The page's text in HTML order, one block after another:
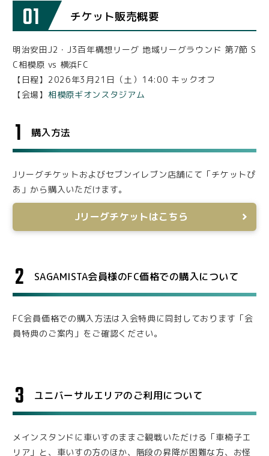
01 チケット販売概要
明治安田J2・J3百年構想リーグ 地域リーグラウンド 第7節 S
C相模原 vs 横浜FC
【日程】2026年3月21日（土）14:00 キックオフ
【会場】 相模原ギオンスタジアム
1 購入方法
Jリーグチケットおよびセブンイレブン店舗にて「チケットぴ
あ」から購入いただけます。
Jリーグチケットはこちら
2 SAGAMISTA会員様のFC価格での購入について
FC会員価格での購入方法は入会特典に同封しております「会
員特典のご案内」をご確認ください。
3 ユニバーサルエリアのご利用について
メインスタンドに車いすのままご観戦いただける「車椅子エ
リア」と、車いすの方のほか、階段の昇降が困難な方、お怪